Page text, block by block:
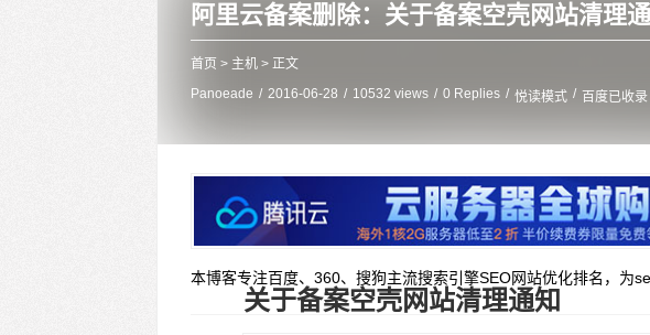
阿里云备案删除：关于备案空壳网站清理
首页 > 主机 > 正文
Panoeade / 2016-06-28 / 10532 views / 0 Replies / 悦读模式 / 百度已收录
本博客专注百度、360、搜狗主流搜索引擎SEO网站优化排名，为
关于备案空壳网站清理通知